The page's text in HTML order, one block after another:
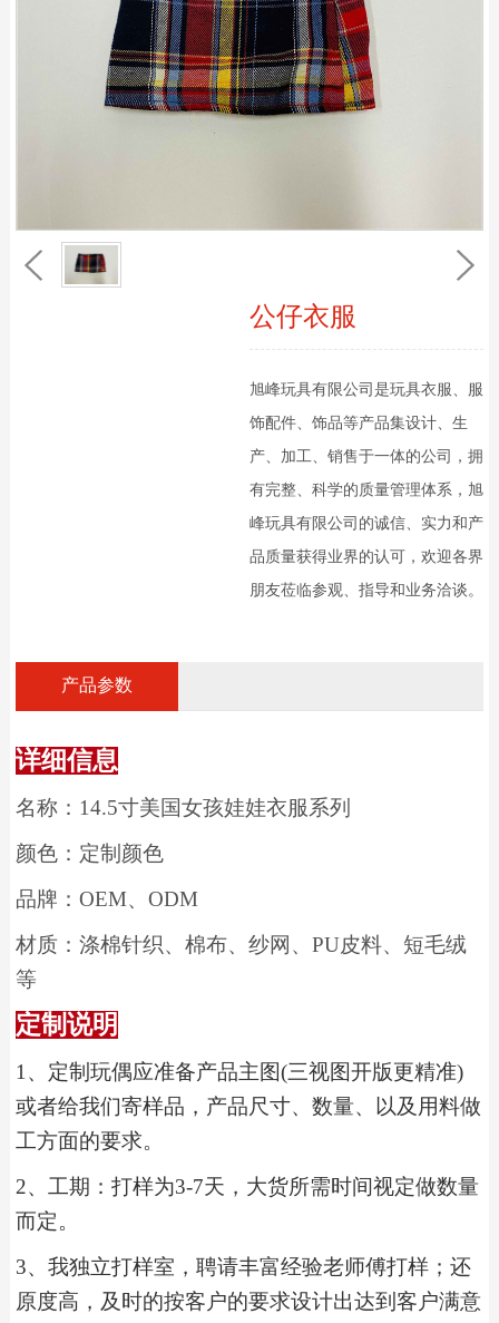
公仔衣服
旭峰玩具有限公司是玩具衣服、服
饰配件、饰品等产品集设计、生
产、加工、销售于一体的公司，拥
有完整、科学的质量管理体系，旭
峰玩具有限公司的诚信、实力和产
品质量获得业界的认可，欢迎各界
朋友莅临参观、指导和业务洽谈。
产品参数
详细信息
名称： 14.5寸美国女孩娃娃衣服系列
颜色：定制颜色
品牌： OEM、 ODM
材质：涤棉针织、棉布、纱网、 PU皮料、短毛绒
等
定制说明
1 、 定制玩偶应准备产品主图(三视图开版更精准)
或者给我们寄样品，产品尺寸、数量、以及用料做
工方面的要求。
2、工期：打样为3-7天，大货所需时间视定做数量
而定。
3、我独立打样室，聘请丰富经验老师傅打样；还
原度高，及时的按客户的要求设计出达到客户满意